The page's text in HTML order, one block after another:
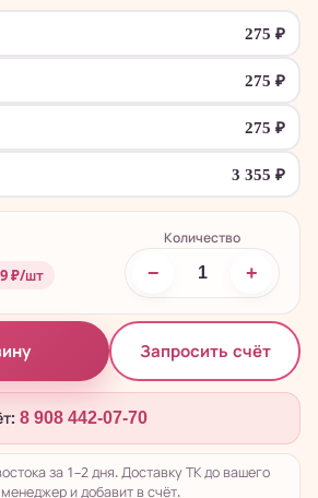
275 ₽
275 ₽
275 ₽
3 355 ₽
₽/шт
Количество
− +
Запросить счёт
8 908 442-07-70
за 1–2 дня. Доставку ТК до вашего
и добавит в счёт.